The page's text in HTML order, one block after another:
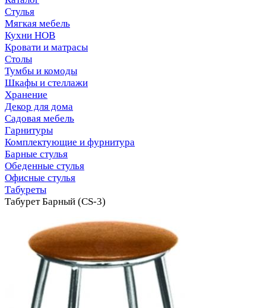
Стулья
Мягкая мебель
Кухни НОВ
Кровати и матрасы
Столы
Тумбы и комоды
Шкафы и стеллажи
Хранение
Декор для дома
Садовая мебель
Гарнитуры
Комплектующие и фурнитура
Барные стулья
Обеденные стулья
Офисные стулья
Табуреты
Табурет Барный (CS-3)